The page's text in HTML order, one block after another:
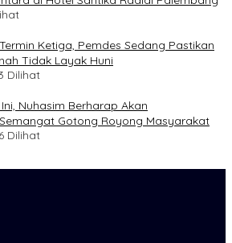
Ketiga, Pemdes Sedang Pastikan
Tidak Layak Huni
Dilihat
Nuhasim Berharap Akan
Gotong Royong Masyarakat
Dilihat